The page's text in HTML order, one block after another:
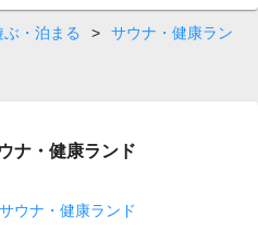
ぶ・泊まる >
サウナ・健康ラン
ナ・健康ランド
ウナ・健康ランド